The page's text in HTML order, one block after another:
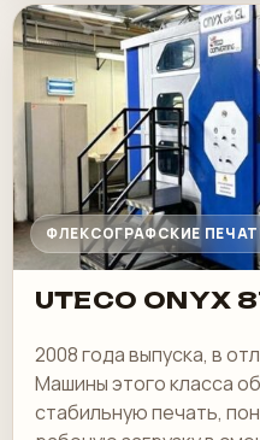
ФЛЕКСОГРАФСКИЕ
UTECO ONYX
2008 года выпуска, в
Машины этого класса
стабильную печать,